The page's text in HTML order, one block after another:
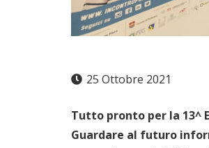
25 Ottobre 2021
Tutto pronto per la 13^
Guardare al futuro